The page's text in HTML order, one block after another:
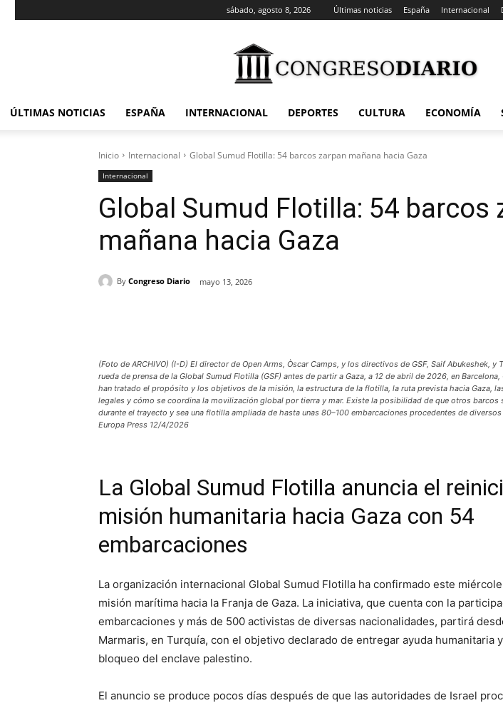
sábado, agosto 8, 2026 Últimas noticias España Internacional
ÚLTIMAS NOTICIAS ESPAÑA INTERNACIONAL DEPORTES CULTURA ECONOMÍA
Inicio Internacional Global Sumud Flotilla: 54 barcos zarpan mañana hacia Gaza
Internacional
Global Sumud Flotilla: 54 barcos
mañana hacia Gaza
By Congreso Diario mayo 13, 2026
(Foto de ARCHIVO) (I-D) El director de Open Arms, Òscar Camps, y los directivos de GSF, Saif Abukeshek, y
rueda de prensa de la Global Sumud Flotilla (GSF) antes de partir a Gaza, a 12 de abril de 2026, en Barcelona,
han tratado el propósito y los objetivos de la misión, la estructura de la flotilla, la ruta prevista hacia Gaza,
legales y cómo se coordina la movilización global por tierra y mar. Existe la posibilidad de que otros barcos
durante el trayecto y sea una flotilla ampliada de hasta unas 80–100 embarcaciones procedentes de
Europa Press 12/4/2026
La Global Sumud Flotilla anuncia el
misión humanitaria hacia Gaza con 54
embarcaciones
La organización internacional Global Sumud Flotilla ha confirmado este
misión marítima hacia la Franja de Gaza. La iniciativa, que cuenta con la
embarcaciones y más de 500 activistas de diversas nacionalidades, partirá
Marmaris, en Turquía, con el objetivo declarado de entregar ayuda humanitaria
bloqueo del enclave palestino.
El anuncio se produce pocos días después de que las autoridades de Israel